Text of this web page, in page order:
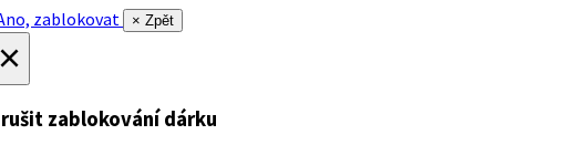
zablokovat
× Zpět
zablokování dárku